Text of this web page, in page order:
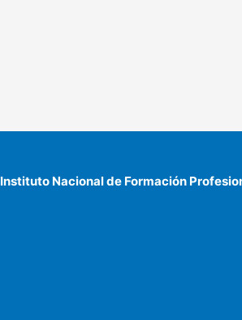
Instituto Nacional de Formación